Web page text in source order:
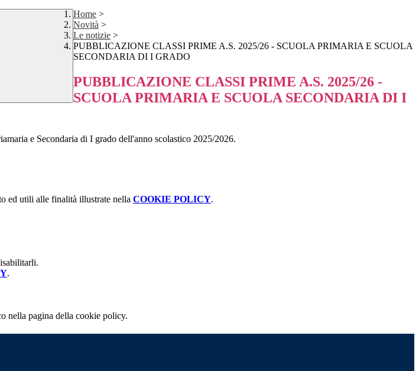
Home >
Novità >
Le notizie >
PUBBLICAZIONE CLASSI PRIME A.S. 2025/26 - SCUOLA PRIMARIA E SCUOLA
SECONDARIA DI I GRADO
PUBBLICAZIONE CLASSI PRIME A.S. 2025/26 -
SCUOLA PRIMARIA E SCUOLA SECONDARIA DI I
e Secondaria di I grado dell'anno scolastico 2025/2026.
ed utili alle finalità illustrate nella COOKIE POLICY.
.
nella pagina della cookie policy.